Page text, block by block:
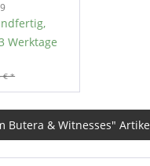
Werktage
€ *
Butera & Witnesses"